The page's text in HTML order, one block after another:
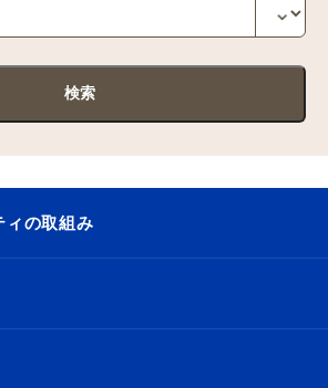
ィの取組み